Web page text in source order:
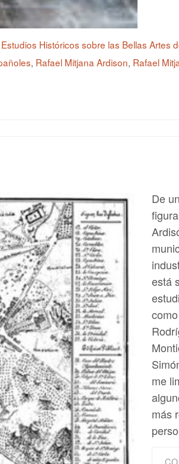
Estudios Históricos sobre las Bellas Artes
, Rafael Mitjana Ardison, Rafael
De
está
me
más